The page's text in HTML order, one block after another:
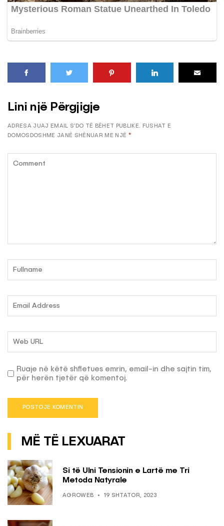
Lini një Përgjigje
ADRESA JUAJ EMAIL S’DO TË BËHET PUBLIKE. FUSHAT E
DOMOSDOSHME JANË SHËNUAR ME NJË *
Ruaje në këtë shfletues emrin, email-in dhe sajtin tim,
për herën tjetër që komentoj.
MË TË LEXUARAT
Si të Ulni Tensionin e Lartë me Tri
Metoda Natyrale
AGROWEB 19 SHTATOR, 2023